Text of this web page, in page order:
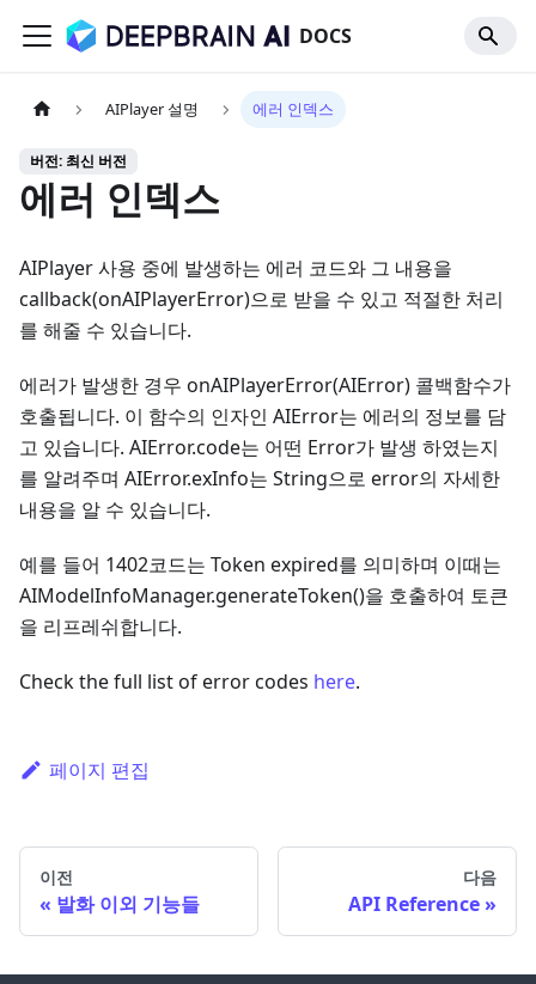
DOCS
AIPlayer 설명 에러 인덱스
버전: 최신 버전
에러 인덱스
AIPlayer 사용 중에 발생하는 에러 코드와 그 내용을
callback(onAIPlayerError)으로 받을 수 있고 적절한 처리
를 해줄 수 있습니다.
에러가 발생한 경우 onAIPlayerError(AIError) 콜백함수가
호출됩니다. 이 함수의 인자인 AIError는 에러의 정보를 담
고 있습니다. AIError.code는 어떤 Error가 발생 하였는지
를 알려주며 AIError.exInfo는 String으로 error의 자세한
내용을 알 수 있습니다.
예를 들어 1402코드는 Token expired를 의미하며 이때는
AIModelInfoManager.generateToken()을 호출하여 토큰
을 리프레쉬합니다.
Check the full list of error codes here.
페이지 편집
이전
발화 이외 기능들
다음
API Reference